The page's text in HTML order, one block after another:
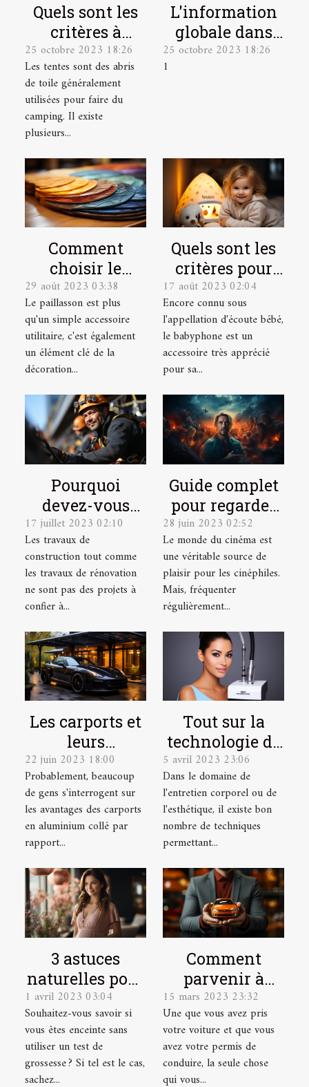
Quels sont les
critères à
prendre en
compte pour
bien choisir
une tente de
camping ?
25 octobre 2023 18:26
Les tentes sont des abris
de toile généralement
utilisées pour faire du
camping. Il existe
plusieurs...
L'information
globale dans
une seule
25 octobre 2023 18:26
1
Comment
choisir le
paillasson sur
mesure parfait
pour votre
intérieur et
extérieur
29 août 2023 03:38
Le paillasson est plus
qu'un simple accessoire
utilitaire, c'est également
un élément clé de la
décoration...
Quels sont les
critères pour
choisir le
meilleur
babyphone
vidéo ?
17 août 2023 02:04
Encore connu sous
l'appellation d'écoute bébé,
le babyphone est un
accessoire très apprécié
pour sa...
Pourquoi
devez-vous
faire appel à
des cordistes
pour vos
travaux en
hauteur ?
17 juillet 2023 02:10
Les travaux de
construction tout comme
les travaux de rénovation
ne sont pas des projets à
confier à...
Guide complet
pour regarder
des films
gratuitement
en ligne
28 juin 2023 02:52
Le monde du cinéma est
une véritable source de
plaisir pour les cinéphiles.
Mais, fréquenter
régulièrement...
Les carports et
leurs
avantages
22 juin 2023 18:00
Probablement, beaucoup
de gens s'interrogent sur
les avantages des carports
en aluminium collé par
rapport...
Tout sur la
technologie de
l'Hydrafacial
5 avril 2023 23:06
Dans le domaine de
l'entretien corporel ou de
l'esthétique, il existe bon
nombre de techniques
permettant...
3 astuces
naturelles pour
détecter une
grossesse
1 avril 2023 03:04
Souhaitez-vous savoir si
vous êtes enceinte sans
utiliser un test de
grossesse ? Si tel est le cas,
sachez...
Comment
parvenir à
dénicher une
bonne
assurance auto
?
15 mars 2023 23:32
Une que vous avez pris
votre voiture et que vous
avez votre permis de
conduire, la seule chose
qui vous...